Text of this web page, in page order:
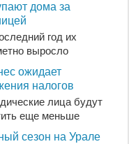
дома за
год их
выросло
ожидает
налогов
лица будут
еще меньше
сезон на Урале